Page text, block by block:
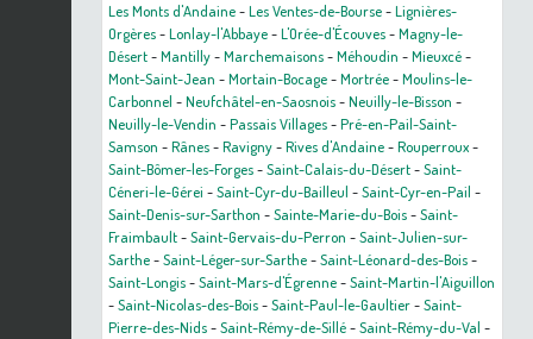
Les Monts d'Andaine-Les Ventes-de-Bourse-Lignières-
Orgères-Lonlay-l'Abbaye-L'Orée-d'Écouves-Magny-le-
Désert-Mantilly-Marchemaisons-Méhoudin -Mieuxcé-
Mont-Saint-Jean -Mortain-Bocage-Mortrée-Moulins-le-
Carbonnel -Neufchâtel-en-Saosnois-Neuilly-le-Bisson -
Neuilly-le-Vendin -Passais Villages-Pré-en-Pail-Saint-
Samson -Rânes-Ravigny-Rives d'Andaine-Rouperroux-
Saint-Bômer-les-Forges-Saint-Calais-du-Désert-Saint-
Céneri-le-Gérei -Saint-Cyr-du-Bailleul -Saint-Cyr-en-Pail -
Saint-Denis-sur-Sarthon -Sainte-Marie-du-Bois-Saint-
Fraimbault-Saint-Gervais-du-Perron -Saint-Julien-sur-
Sarthe-Saint-Léger-sur-Sarthe-Saint-Léonard-des-Bois-
Saint-Longis-Saint-Mars-d'Égrenne-Saint-Martin-l'Aiguillon
-Saint-Nicolas-des-Bois-Saint-Paul-le-Gaultier-Saint-
Pierre-des-Nids-Saint-Rémy-de-Sillé-Saint-Rémy-du-Val -